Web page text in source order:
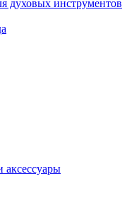
духовых инструментов
аксессуары